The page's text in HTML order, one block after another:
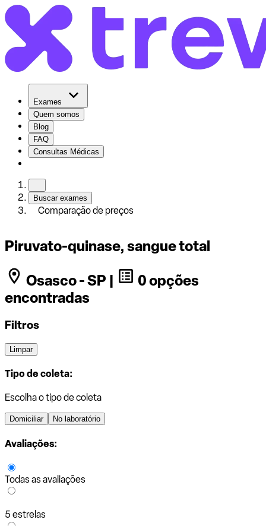
Exames
Quem somos
Blog
FAQ
Consultas Médicas
Buscar exames
Comparação de preços
Piruvato-quinase, sangue total
Osasco - SP |
0 opções
encontradas
Filtros
Limpar
Tipo de coleta:
Escolha o tipo de coleta
Domiciliar No laboratório
Avaliações:
Todas as avaliações
5 estrelas